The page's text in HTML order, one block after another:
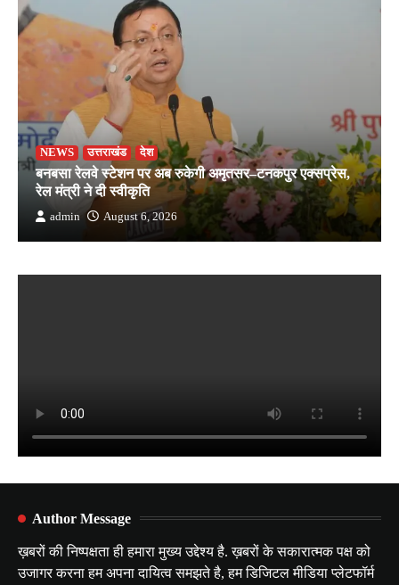
NEWS उत्तराखंड देश
बनबसा रेलवे स्टेशन पर अब रुकेगी अमृतसर–टनकपुर एक्सप्रेस,
रेल मंत्री ने दी स्वीकृति
admin August 6, 2026
Author Message
ख़बरों की निष्पक्षता ही हमारा मुख्य उद्देश्य है. ख़बरों के सकारात्मक पक्ष को
उजागर करना हम अपना दायित्व समझते है, हम डिजिटल मीडिया प्लेटफॉर्म